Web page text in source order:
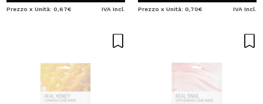
Prezzo x Unità: 0,67€ IVA Incl. Prezzo x Unità: 0,70€ IVA Incl.